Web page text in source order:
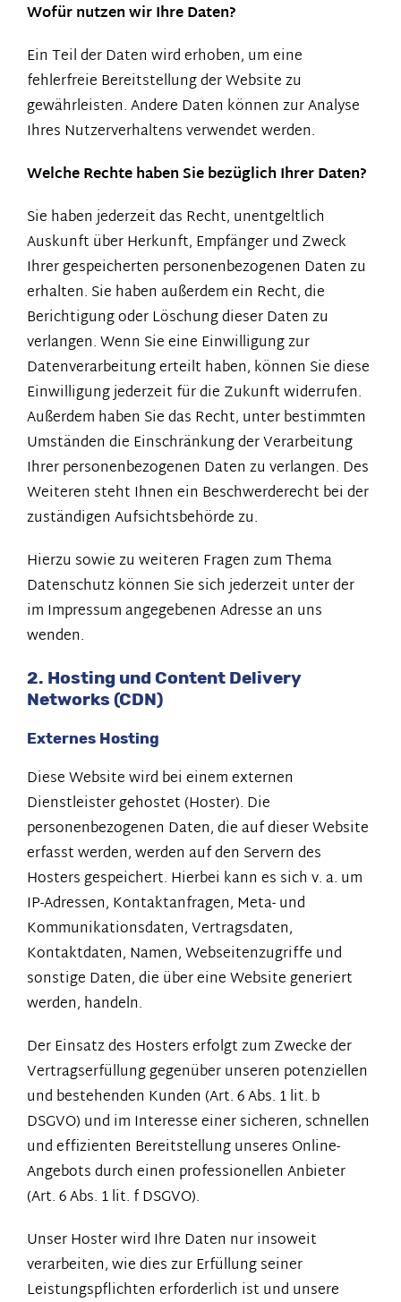
Wofür nutzen wir Ihre Daten?
Ein Teil der Daten wird erhoben, um eine
fehlerfreie Bereitstellung der Website zu
gewährleisten. Andere Daten können zur Analyse
Ihres Nutzerverhaltens verwendet werden.
Welche Rechte haben Sie bezüglich Ihrer Daten?
Sie haben jederzeit das Recht, unentgeltlich
Auskunft über Herkunft, Empfänger und Zweck
Ihrer gespeicherten personenbezogenen Daten zu
erhalten. Sie haben außerdem ein Recht, die
Berichtigung oder Löschung dieser Daten zu
verlangen. Wenn Sie eine Einwilligung zur
Datenverarbeitung erteilt haben, können Sie diese
Einwilligung jederzeit für die Zukunft widerrufen.
Außerdem haben Sie das Recht, unter bestimmten
Umständen die Einschränkung der Verarbeitung
Ihrer personenbezogenen Daten zu verlangen. Des
Weiteren steht Ihnen ein Beschwerderecht bei der
zuständigen Aufsichtsbehörde zu.
Hierzu sowie zu weiteren Fragen zum Thema
Datenschutz können Sie sich jederzeit unter der
im Impressum angegebenen Adresse an uns
wenden.
2. Hosting und Content Delivery
Networks (CDN)
Externes Hosting
Diese Website wird bei einem externen
Dienstleister gehostet (Hoster). Die
personenbezogenen Daten, die auf dieser Website
erfasst werden, werden auf den Servern des
Hosters gespeichert. Hierbei kann es sich v. a. um
IP-Adressen, Kontaktanfragen, Meta- und
Kommunikationsdaten, Vertragsdaten,
Kontaktdaten, Namen, Webseitenzugriffe und
sonstige Daten, die über eine Website generiert
werden, handeln.
Der Einsatz des Hosters erfolgt zum Zwecke der
Vertragserfüllung gegenüber unseren potenziellen
und bestehenden Kunden (Art. 6 Abs. 1 lit. b
DSGVO) und im Interesse einer sicheren, schnellen
und effizienten Bereitstellung unseres Online-
Angebots durch einen professionellen Anbieter
(Art. 6 Abs. 1 lit. f DSGVO).
Unser Hoster wird Ihre Daten nur insoweit
verarbeiten, wie dies zur Erfüllung seiner
Leistungspflichten erforderlich ist und unsere